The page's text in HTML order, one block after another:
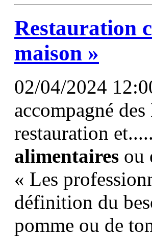
Restauration
maison »
02/04/2024
accompagné
restauration
alimentaires ou
« Les
définition du
pomme ou de